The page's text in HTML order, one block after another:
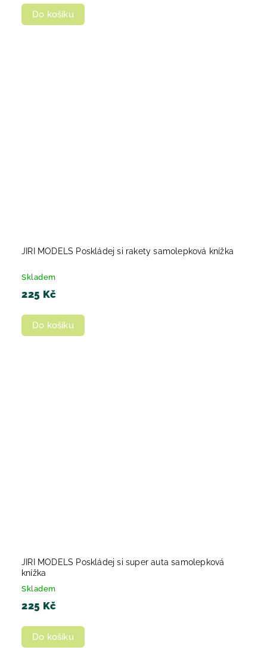
Do košíku
JIRI MODELS Poskládej si rakety samolepková knížka
Skladem
225 Kč
Do košíku
JIRI MODELS Poskládej si super auta samolepková
knížka
Skladem
225 Kč
Do košíku